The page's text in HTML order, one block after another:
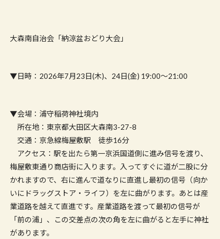
大森南自治会「納涼盆おどり大会」
▼日時：2026年7月23日(木)、24日(金) 19:00〜21:00
▼会場：浦守稲荷神社境内
所在地：東京都大田区大森南3-27-8
交通：京急線梅屋敷駅 徒歩16分
アクセス：駅を出たら第一京浜国道側に進み信号を渡り、
梅屋敷東通り商店街に入ります。入ってすぐに道が二股に分
かれますので、右に進んで道なりに直進し最初の信号（向か
いにドラッグストア・ライフ）を左に曲がります。あとは産
業道路を越えて直進です。産業道路を渡って最初の信号が
「前の浦」、この交差点の次の角を左に曲がると左手に神社
があります。